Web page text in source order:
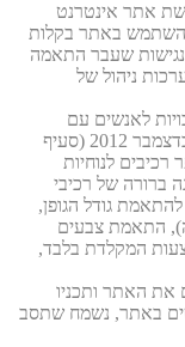
אתר אינטרנט
להשתמש באתר בקלות
נגישות שעבר התאמה
ניהול של
לאנשים עם
מוגבלות תשנ"ח – 1998, ובשינוי שחל בו בדצמבר 2012 (סעיף
רכיבים לנוחיות
ברורה של רכיבי
גודל הגופן,
התאמת צבעים
המקלדת בלבד,
את האתר ותכניו
באתר, נשמח שתסב